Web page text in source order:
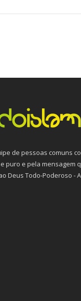
de pessoas comuns
puro e pela mensagem
Deus Todo-Poderoso -